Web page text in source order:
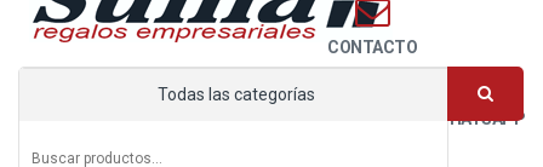
WHATSAPP
CONTACTO
Todas las categorías